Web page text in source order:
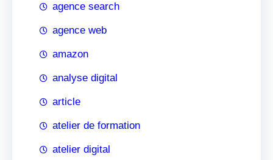
agence search
agence web
amazon
analyse digital
article
atelier de formation
atelier digital